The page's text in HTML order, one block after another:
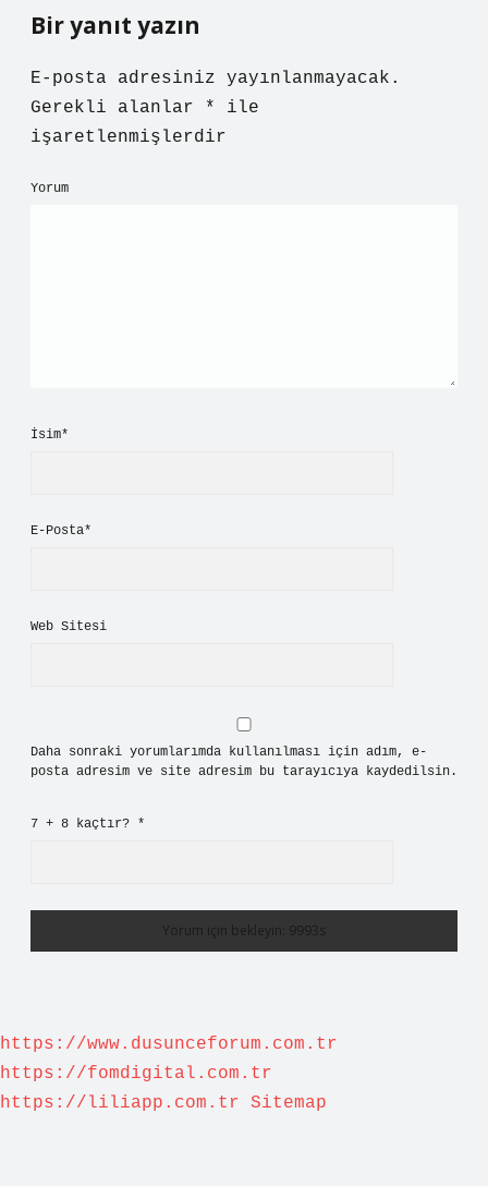
Bir yanıt yazın
E-posta adresiniz yayınlanmayacak.
Gerekli alanlar
*
ile
işaretlenmişlerdir
Yorum
İsim*
E-Posta*
Web Sitesi
Daha sonraki yorumlarımda kullanılması için adım, e-
posta adresim ve site adresim bu tarayıcıya kaydedilsin.
7 + 8 kaçtır? *
https://www.dusunceforum.com.tr
https://fomdigital.com.tr
https://liliapp.com.tr
Sitemap